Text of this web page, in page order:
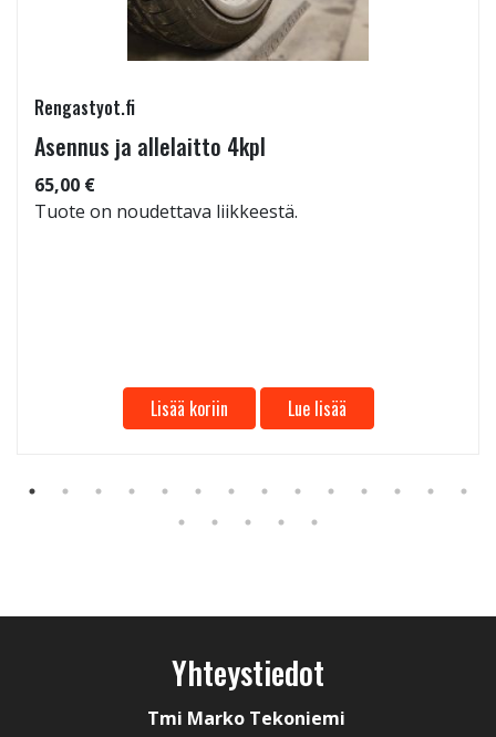
Rengastyot.fi
Asennus ja allelaitto 4kpl
65,00 €
Tuote on noudettava liikkeestä.
Lisää koriin Lue lisää
Yhteystiedot
Tmi Marko Tekoniemi